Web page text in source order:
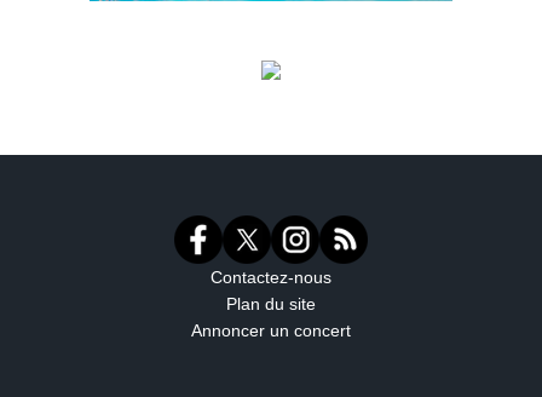
Contactez-nous
Plan du site
Annoncer un concert